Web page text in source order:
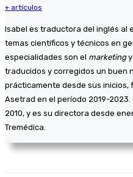
+ artículos
Isabel es traductora del inglés al
temas científicos y técnicos en
especialidades son el marketingy
traducidos y corregidos un buen
prácticamente desde sus inicios,
Asetrad en el período 2019-2023.
2010, y es su directora desde
Tremédica.